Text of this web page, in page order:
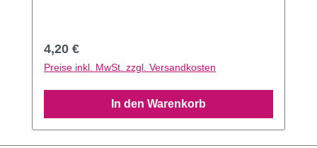
Regulärer Preis:
4,20 €
Preise inkl. MwSt. zzgl. Versandkosten
In den Warenkorb